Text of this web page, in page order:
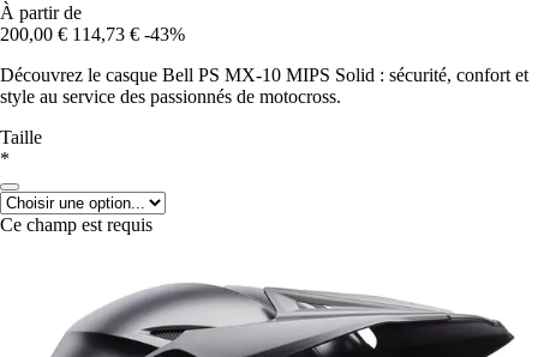
À partir de
200,00 € 114,73 € -43%
Découvrez le casque Bell PS MX-10 MIPS Solid : sécurité, confort et
style au service des passionnés de motocross.
Taille
*
Ce champ est requis